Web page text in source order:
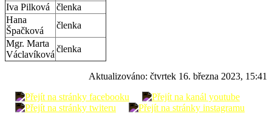
Iva Pilková
členka
Hana
Špačková
členka
Mgr. Marta
Václavíková
členka
Aktualizováno: čtvrtek 16. března 2023, 15:41